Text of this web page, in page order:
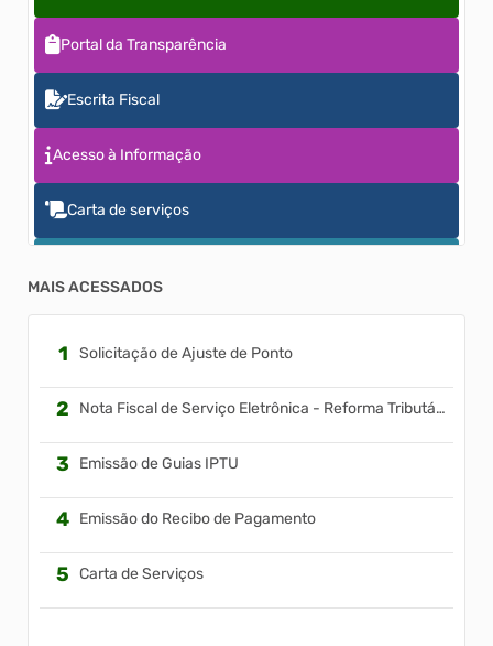
Portal da Transparência
Escrita Fiscal
Acesso à Informação
Carta de serviços
Nota fiscal Eletrônica
MAIS ACESSADOS
Solicitação de Ajuste de Ponto
Nota Fiscal de Serviço Eletrônica - Reforma Tributária
Emissão de Guias IPTU
Emissão do Recibo de Pagamento
Carta de Serviços